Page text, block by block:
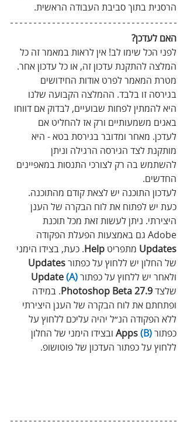
הרסנית בתוך סביבת העבודה הראשית.
האם לעדכן?
לפני הכל שימו לב! אין לראות במאמר זה כל
המלצה להתקנת עדכון זה, או כל עדכון אחר.
מטרת המאמר לפרט אודות החידושים
בגירסה זו בלבד. ההמלצה הקבועה שלנו
היא להמתין לפחות שבועיים, לבדוק אם דווחו
באגים משמעותיים ורק אז להחליט אם
לעדכן. מאחר ומדובר בגירסת בטא - היא
מותקנת לצד הגירסה הרגילה וניתן
להשתמש בה רק לצורכי התנסות במאפיינים
החדשים.
לעדכון התוכנה יש לצאת קודם מהתוכנה.
כעת יש לפתוח את לוח הבקרה של הענן
היצירתי. ניתן לעשות זאת מכל תוכנת
Adobe גם באמצעות הפעלת הפקודה
Updates מתפריט Help. כעת, בצידו הימני
של החלון יש ללחוץ על כפתור Updates
ולאחר יש ללחוץ על כפתור (A)
Update
שלצד Photoshop Beta 27.9. במידה
ופתחתם את לוח הבקרה של הענן היצירתי
ללא הפקודה הנ״ל יהיה עליכם ללחוץ על
כפתור
Apps(B)
ובצידו הימני של החלון
ללחוץ על כפתור העדכון של פוטושופ.